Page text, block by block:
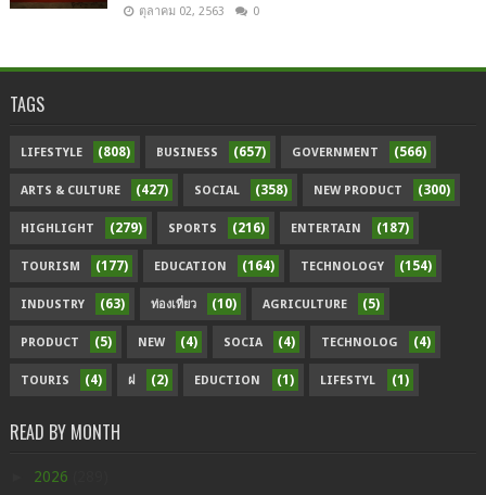
ตุลาคม 02, 2563 0
TAGS
LIFESTYLE (808) BUSINESS (657) GOVERNMENT (566)
ARTS & CULTURE (427) SOCIAL (358) NEW PRODUCT (300)
HIGHLIGHT (279) SPORTS (216) ENTERTAIN (187)
TOURISM (177) EDUCATION (164) TECHNOLOGY (154)
INDUSTRY (63) ท่องเที่ยว (10) AGRICULTURE (5)
PRODUCT (5) NEW (4) SOCIA (4) TECHNOLOG (4)
TOURIS (4) ฝ (2) EDUCTION (1) LIFESTYL (1)
READ BY MONTH
2026